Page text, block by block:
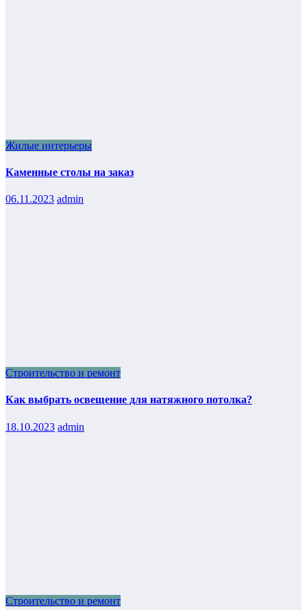
Жилые интерьеры
Каменные столы на заказ
06.11.2023 admin
Строительство и ремонт
Как выбрать освещение для натяжного потолка?
18.10.2023 admin
Строительство и ремонт